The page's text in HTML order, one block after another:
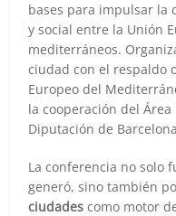
bases para impulsar la
y social entre la Unión
mediterráneos.
ciudad con el respaldo
Europeo del
la cooperación del
Diputación de
La conferencia no solo
generó, sino también
ciudades como motor